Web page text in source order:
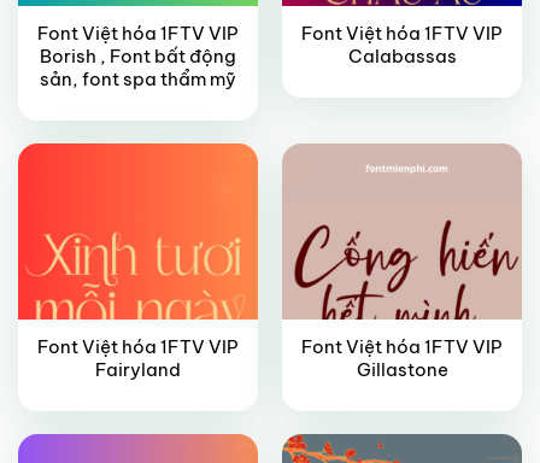
Font Việt hóa 1FTV VIP
Borish , Font bất động
sản, font spa thẩm mỹ
Font Việt hóa 1FTV VIP
Calabassas
VIP
Font Việt hóa 1FTV VIP
Fairyland
Font Việt hóa 1FTV VIP
Gillastone
VIP VIP